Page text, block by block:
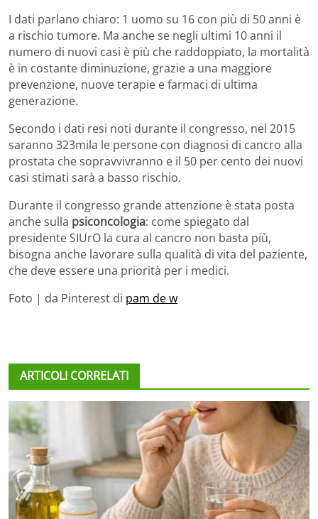
I dati parlano chiaro: 1 uomo su 16 con più di 50 anni è
a rischio tumore. Ma anche se negli ultimi 10 anni il
numero di nuovi casi è più che raddoppiato, la mortalità
è in costante diminuzione, grazie a una maggiore
prevenzione, nuove terapie e farmaci di ultima
generazione.
Secondo i dati resi noti durante il congresso, nel 2015
saranno 323mila le persone con diagnosi di cancro alla
prostata che sopravvivranno e il 50 per cento dei nuovi
casi stimati sarà a basso rischio.
Durante il congresso grande attenzione è stata posta
anche sulla psiconcologia: come spiegato dal
presidente SIUrO la cura al cancro non basta più,
bisogna anche lavorare sulla qualità di vita del paziente,
che deve essere una priorità per i medici.
Foto | da Pinterest di pam de w
ARTICOLI CORRELATI